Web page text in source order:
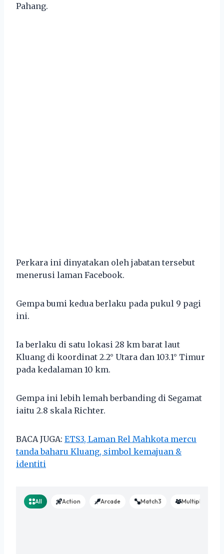
Pahang.
Perkara ini dinyatakan oleh jabatan tersebut
menerusi laman Facebook.
Gempa bumi kedua berlaku pada pukul 9 pagi
ini.
Ia berlaku di satu lokasi 28 km barat laut
Kluang di koordinat 2.2° Utara dan 103.1° Timur
pada kedalaman 10 km.
Gempa ini lebih lemah berbanding di Segamat
iaitu 2.8 skala Richter.
BACA JUGA: ETS3, Laman Rel Mahkota mercu
tanda baharu Kluang, simbol kemajuan &
identiti